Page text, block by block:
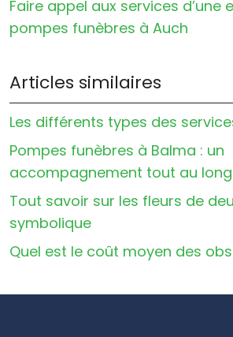
Faire appel aux services d’une
pompes funèbres à Auch
Articles similaires
Les différents types des
Pompes funèbres à Balma : un
accompagnement tout au
Tout savoir sur les fleurs de
symbolique
Quel est le coût moyen des